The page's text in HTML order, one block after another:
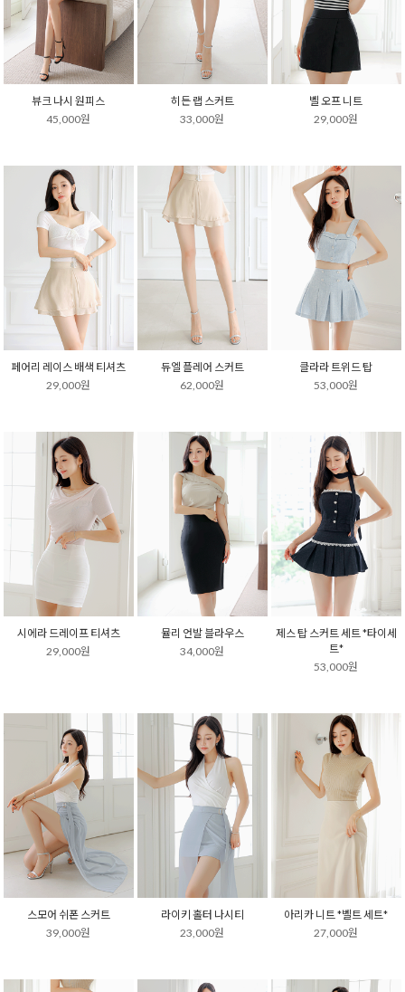
뷰크 나시 원피스
45,000원
히든 랩 스커트
33,000원
벨 오프 니트
29,000원
페어리 레이스 배색 티셔츠
29,000원
듀엘 플레어 스커트
62,000원
클라라 트위드 탑
53,000원
시에라 드레이프 티셔츠
29,000원
뮬리 언발 블라우스
34,000원
제스 탑 스커트 세트 *타이세
트*
53,000원
스모어 쉬폰 스커트
39,000원
라이키 홀터 나시티
23,000원
아리카 니트 *벨트 세트*
27,000원